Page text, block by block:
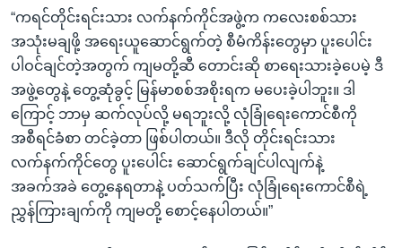
“ကရင်တိုင်းရင်းသား လက်နက်ကိုင်အဖွဲ့က ကလေးစစ်သား
အသုံးမချဖို့ အရေးယူဆောင်ရွက်တဲ့ စီမံကိန်းတွေမှာ ပူးပေါင်း
ပါဝင်ချင်တဲ့အတွက် ကျမတို့ဆီ တောင်းဆို စာရေးသားခဲ့ပေမဲ့ ဒီ
အဖွဲ့တွေနဲ့ တွေ့ဆုံခွင့် မြန်မာစစ်အစိုးရက မပေးခဲ့ပါဘူး။ ဒါ
ကြောင့် ဘာမှ ဆက်လုပ်လို့ မရဘူးလို့ လုံခြုံရေးကောင်စီကို
အစီရင်ခံစာ တင်ခဲ့တာ ဖြစ်ပါတယ်။ ဒီလို တိုင်းရင်းသား
လက်နက်ကိုင်တွေ ပူးပေါင်း ဆောင်ရွက်ချင်ပါလျက်နဲ့
အခက်အခဲ တွေ့နေရတာနဲ့ ပတ်သက်ပြီး လုံခြုံရေးကောင်စီရဲ့
ညွှန်ကြားချက်ကို ကျမတို့ စောင့်နေပါတယ်။”